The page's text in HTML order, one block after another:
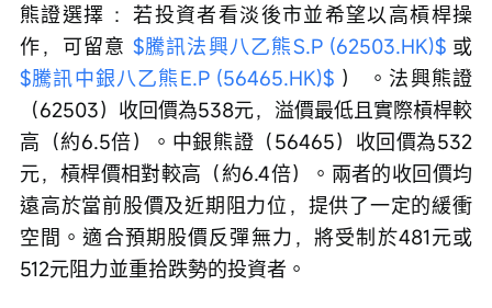
熊證選擇 ：若投資者看淡後市並希望以高槓桿操
作，可留意 $騰訊法興八乙熊S.P (62503.HK)$ 或
$騰訊中銀八乙熊E.P (56465.HK)$ ） 。法興熊證
（62503）收回價為538元，溢價最低且實際槓桿較
高（約6.5倍）。中銀熊證（56465）收回價為532
元，槓桿價相對較高（約6.4倍）。兩者的收回價均
遠高於當前股價及近期阻力位，提供了一定的緩衝
空間。適合預期股價反彈無力，將受制於481元或
512元阻力並重拾跌勢的投資者。